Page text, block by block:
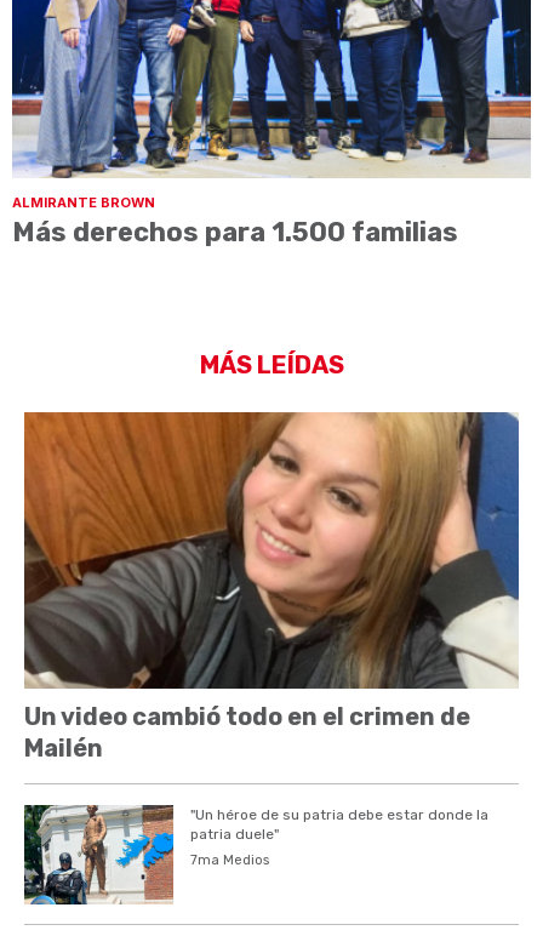
ALMIRANTE BROWN
Más derechos para 1.500 familias
MÁS LEÍDAS
Un video cambió todo en el crimen de
Mailén
"Un héroe de su patria debe estar donde la
patria duele"
7ma Medios